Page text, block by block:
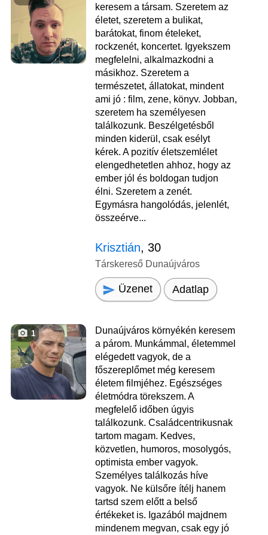
keresem a társam. Szeretem az
életet, szeretem a bulikat,
barátokat, finom ételeket,
rockzenét, koncertet. Igyekszem
megfelelni, alkalmazkodni a
másikhoz. Szeretem a
természetet, állatokat, mindent
ami jó : film, zene, könyv. Jobban,
szeretem ha személyesen
találkozunk. Beszélgetésből
minden kiderül, csak esélyt
kérek. A pozitív életszemlélet
elengedhetetlen ahhoz, hogy az
ember jól és boldogan tudjon
élni. Szeretem a zenét.
Egymásra hangolódás, jelenlét,
összeérve...
Krisztián, 30
Társkereső Dunaújváros
Üzenet Adatlap
1
Dunaújváros környékén keresem
a párom. Munkámmal, életemmel
elégedett vagyok, de a
főszereplőmet még keresem
életem filmjéhez. Egészséges
életmódra törekszem. A
megfelelő időben úgyis
találkozunk. Családcentrikusnak
tartom magam. Kedves,
közvetlen, humoros, mosolygós,
optimista ember vagyok.
Személyes találkozás híve
vagyok. Ne külsőre ítélj hanem
tartsd szem előtt a belső
értékeket is. Igazából majdnem
mindenem megvan, csak egy jó